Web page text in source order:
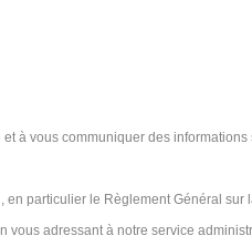
à vous communiquer des
particulier le Règlement Général sur
adressant à notre service